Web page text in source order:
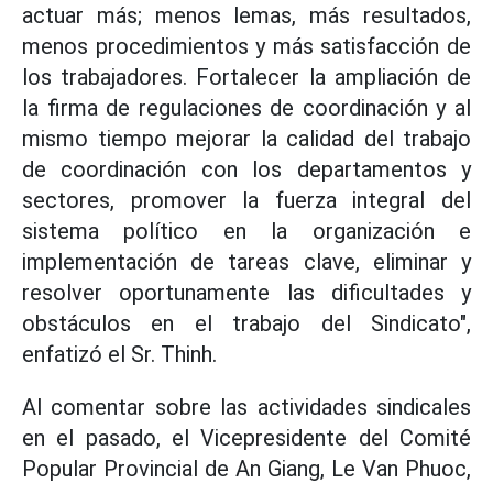
actuar más; menos lemas, más resultados,
menos procedimientos y más satisfacción de
los trabajadores. Fortalecer la ampliación de
la firma de regulaciones de coordinación y al
mismo tiempo mejorar la calidad del trabajo
de coordinación con los departamentos y
sectores, promover la fuerza integral del
sistema político en la organización e
implementación de tareas clave, eliminar y
resolver oportunamente las dificultades y
obstáculos en el trabajo del Sindicato",
enfatizó el Sr. Thinh.
Al comentar sobre las actividades sindicales
en el pasado, el Vicepresidente del Comité
Popular Provincial de An Giang, Le Van Phuoc,